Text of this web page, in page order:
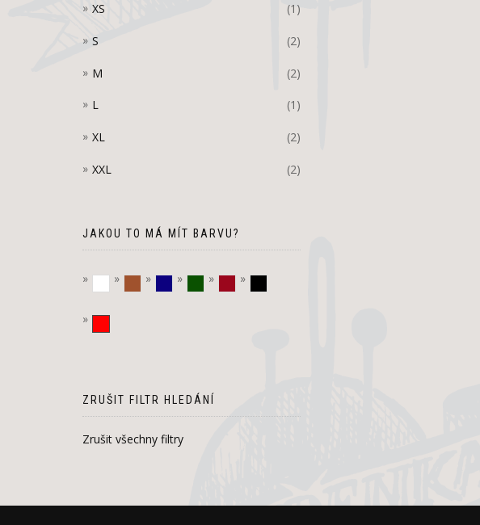
XS (1)
S (2)
M (2)
L (1)
XL (2)
XXL (2)
JAKOU TO MÁ MÍT BARVU?
bílá hnědá tmavě modrá
tmavě zelená
vínová
ZRUŠIT FILTR HLEDÁNÍ
Zrušit všechny filtry